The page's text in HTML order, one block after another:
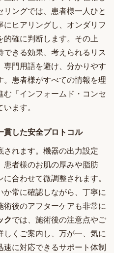
ングでは、患者様一人ひと
ヒアリングし、オンダリフ
的確に判断します。その上
きる効果、考えられるリス
門用語を避け、分かりやす
患者様がすべての情報を理
「インフォームド・コンセ
ます。
貫した安全プロトコル
れます。機器の出力設定
患者様のお肌の厚みや脂肪
合わせて微調整されます。
常に確認しながら、丁寧に
後のアフターケアも非常に
クでは、施術後の注意点やご
くご案内し、万が一、気に
に対応できるサポート体制